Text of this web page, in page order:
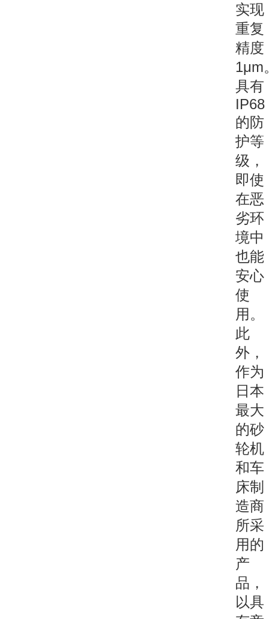
实现
重复
精度
1μm
具有
IP68
的防
护等
级，
即使
在恶
劣环
境中
也能
安心
使
用。
此
外，
作为
日本
最大
的砂
轮机
和车
床制
造商
所采
用的
产
品，
以具